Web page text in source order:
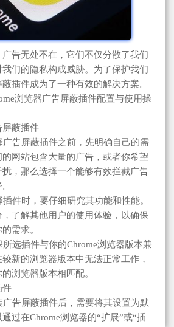
告无处不在，它们不仅分散了我们
们的隐私构成威胁。为了保护我们
插件成为了一种有效的解决方案。
浏览器广告屏蔽插件配置与使用操
屏蔽插件
广告屏蔽插件之前，先明确自己的需
网站包含大量的广告，或者你希望
，那么选择一个能够有效拦截广告
件时，要仔细研究其功能和性能。
了解其他用户的使用体验，以确保
需求。
选插件与你的Chrome浏览器版本兼
新的浏览器版本中无法正常工作，
浏览器版本相匹配。
件
广告屏蔽插件后，需要将其设置为默
过在Chrome浏览器的“扩展”或“插